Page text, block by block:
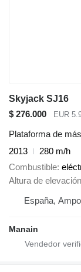
Skyjack SJ16
$ 276.000
EUR
Plataforma de
2013
280 m/h
Combustible
Altura de elevación
España,
Manain